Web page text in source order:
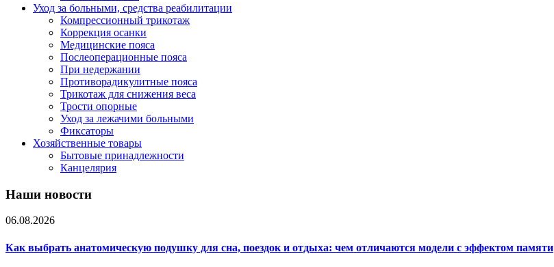
Уход за больными, средства реабилитации
Компрессионный трикотаж
Коррекция осанки
Медицинские пояса
Послеоперационные пояса
При недержании
Противорадикулитные пояса
Трикотаж для снижения веса
Трости опорные
Уход за лежачими больными
Фиксаторы
Хозяйственные товары
Бытовые принадлежности
Канцелярия
Наши новости
06.08.2026
Как выбрать анатомическую подушку для сна, поездок и отдыха: чем отличаются модели с эффектом памяти